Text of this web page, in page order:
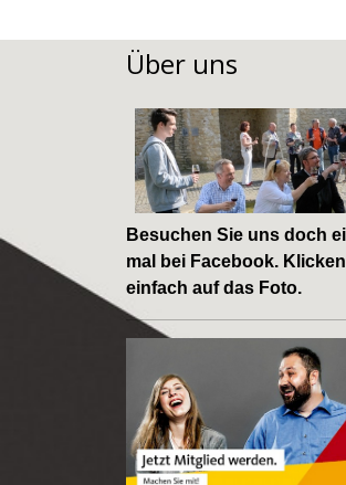
Über uns
Besuchen Sie uns doch
mal bei Facebook.
einfach auf das Foto.